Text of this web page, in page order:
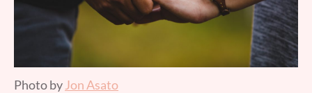
Photo by Jon Asato